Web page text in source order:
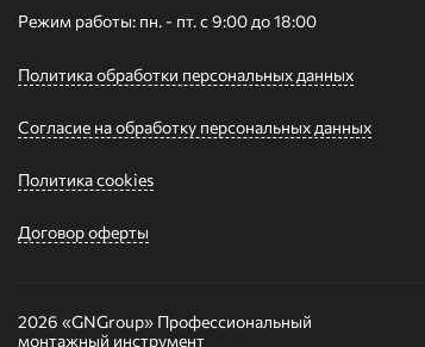
Режим работы: пн. - пт. с 9:00 до 18:00
Политика обработки персональных данных
Согласие на обработку персональных данных
Политика cookies
Договор оферты
2026 «GNGroup» Профессиональный
монтажный инструмент